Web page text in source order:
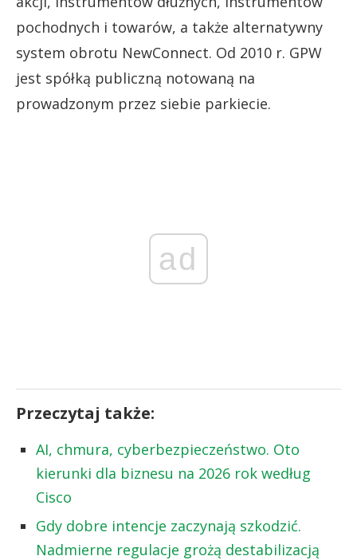
pochodnych i towarów, a także alternatywny
system obrotu NewConnect. Od 2010 r. GPW
jest spółką publiczną notowaną na
prowadzonym przez siebie parkiecie.
ad
Przeczytaj także:
AI, chmura, cyberbezpieczeństwo. Oto
kierunki dla biznesu na 2026 rok według
Cisco
Gdy dobre intencje zaczynają szkodzić.
Nadmierne regulacje grożą destabilizacją